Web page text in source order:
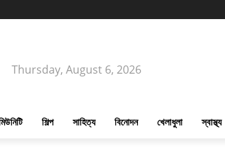
Thursday, August 6, 2026
শিল্প সাহিত্য বিনোদন খেলাধুলা স্বাস্থ্য